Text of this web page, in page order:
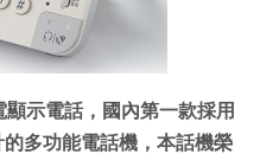
示電話，國內第一款採用
的多功能電話機，本話機榮